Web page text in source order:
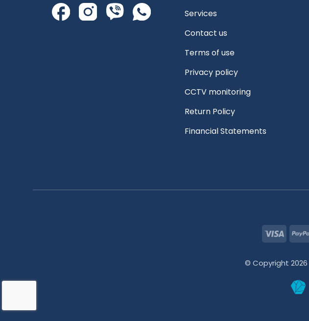
Services
Contact us
Terms of use
Privacy policy
CCTV monitoring
Return Policy
Financial Statements
© Copyright 2026